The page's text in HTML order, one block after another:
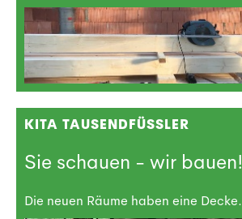
KITA TAUSENDFÜSSLER
Sie schauen - wir bauen!
Die neuen Räume haben eine Decke.